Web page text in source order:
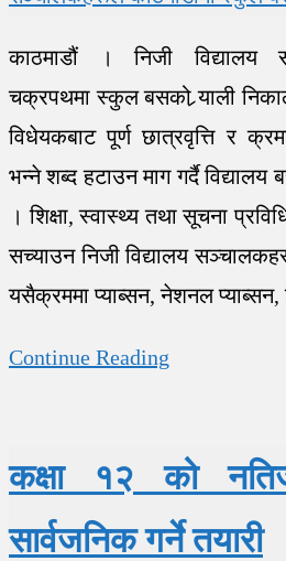
काठमाडौं । निजी विद्यालय
चक्रपथमा स्कुल बसको र्‍याली
विधेयकबाट पूर्ण छात्रवृत्ति र
भन्ने शब्द हटाउन माग गर्दै
। शिक्षा, स्वास्थ्य तथा सूचना
सच्याउन निजी विद्यालय
यसैक्रममा प्याब्सन, नेशनल
Continue Reading
कक्षा १२ को
सार्वजनिक गर्ने तयारी